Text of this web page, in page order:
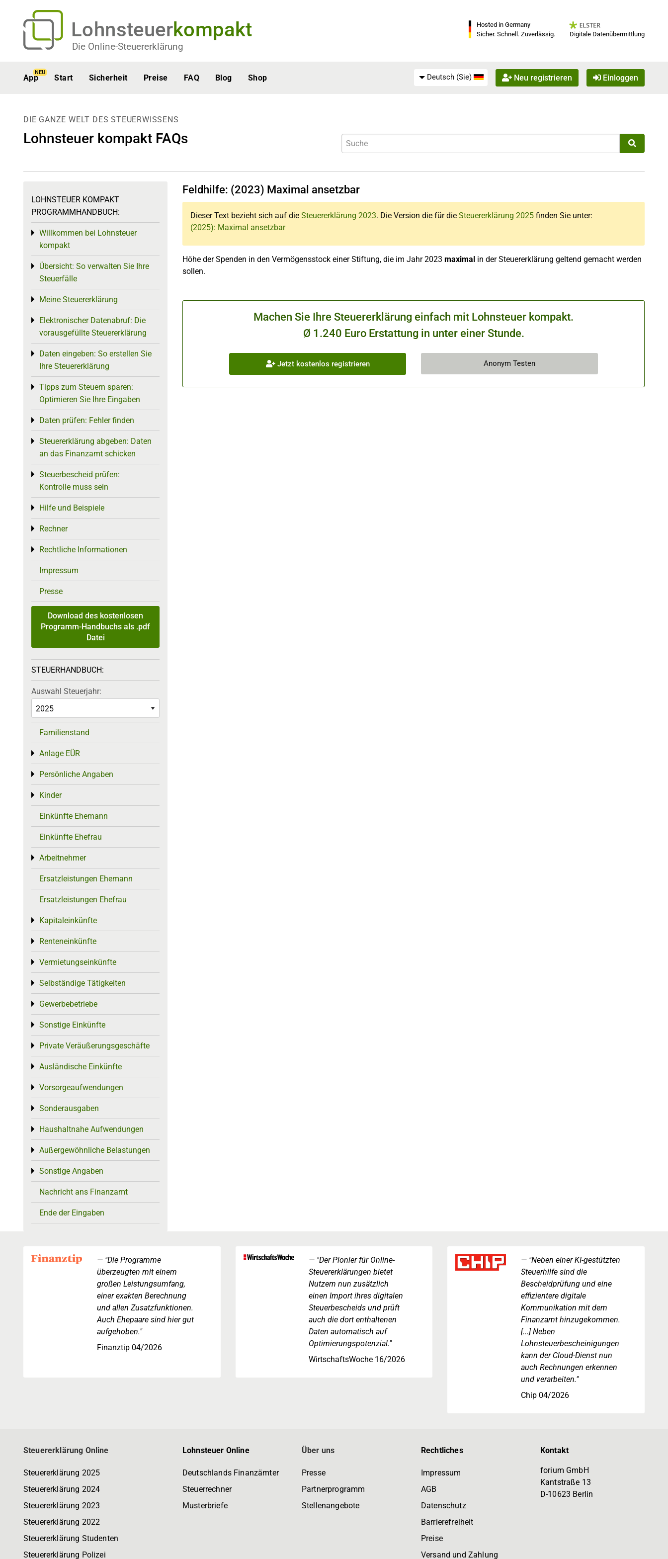
Lohnsteuerkompakt
Die Online-Steuererklärung
Hosted in Germany
Sicher. Schnell. Zuverlässig.
Digitale Datenübermittlung
App
NEU
Start Sicherheit Preise FAQ Blog Shop Deutsch (Sie) Neu registrieren Einloggen
DIE GANZE WELT DES STEUERWISSENS
Lohnsteuer kompakt FAQs
Feldhilfe: (2023) Maximal ansetzbar
Dieser Text bezieht sich auf die Steuererklärung 2023. Die Version die für die Steuererklärung 2025 finden Sie unter:
(2025): Maximal ansetzbar
Höhe der Spenden in den Vermögensstock einer Stiftung, die im Jahr 2023 maximal in der Steuererklärung geltend gemacht werden
sollen.
Machen Sie Ihre Steuererklärung einfach mit Lohnsteuer kompakt.
Ø 1.240 Euro Erstattung in unter einer Stunde.
Jetzt kostenlos registrieren Anonym Testen
LOHNSTEUER KOMPAKT
PROGRAMMHANDBUCH:
Willkommen bei Lohnsteuer
kompakt
Toggle menu
Übersicht: So verwalten Sie Ihre
Steuerfälle
Toggle menu
Meine Steuererklärung
Toggle menu
Elektronischer Datenabruf: Die
vorausgefüllte Steuererklärung
Toggle menu
Daten eingeben: So erstellen Sie
Ihre Steuererklärung
Toggle menu
Tipps zum Steuern sparen:
Optimieren Sie Ihre Eingaben
Toggle menu
Daten prüfen: Fehler finden
Toggle menu
Steuererklärung abgeben: Daten
an das Finanzamt schicken
Toggle menu
Steuerbescheid prüfen:
Kontrolle muss sein
Toggle menu
Hilfe und Beispiele
Toggle menu
Rechner
Toggle menu
Rechtliche Informationen
Toggle menu
Impressum
Presse
Download des kostenlosen
Programm-Handbuchs als .pdf
Datei
STEUERHANDBUCH:
Auswahl Steuerjahr:
Familienstand
Anlage EÜR
Toggle menu
Persönliche Angaben
Toggle menu
Kinder
Toggle menu
Einkünfte Ehemann
Einkünfte Ehefrau
Arbeitnehmer
Toggle menu
Ersatzleistungen Ehemann
Ersatzleistungen Ehefrau
Kapitaleinkünfte
Toggle menu
Renteneinkünfte
Toggle menu
Vermietungseinkünfte
Toggle menu
Selbständige Tätigkeiten
Toggle menu
Gewerbebetriebe
Toggle menu
Sonstige Einkünfte
Toggle menu
Private Veräußerungsgeschäfte
Toggle menu
Ausländische Einkünfte
Toggle menu
Vorsorgeaufwendungen
Toggle menu
Sonderausgaben
Toggle menu
Haushaltnahe Aufwendungen
Toggle menu
Außergewöhnliche Belastungen
Toggle menu
Sonstige Angaben
Toggle menu
Nachricht ans Finanzamt
Ende der Eingaben
"Die Programme
überzeugten mit einem
großen Leistungsumfang,
einer exakten Berechnung
und allen Zusatzfunktionen.
Auch Ehepaare sind hier gut
aufgehoben."
Finanztip 04/2026
"Der Pionier für Online-
Steuererklärungen bietet
Nutzern nun zusätzlich
einen Import ihres digitalen
Steuerbescheids und prüft
auch die dort enthaltenen
Daten automatisch auf
Optimierungspotenzial."
WirtschaftsWoche 16/2026
"Neben einer KI-gestützten
Steuerhilfe sind die
Bescheidprüfung und eine
effizientere digitale
Kommunikation mit dem
Finanzamt hinzugekommen.
[...] Neben
Lohnsteuerbescheinigungen
kann der Cloud-Dienst nun
auch Rechnungen erkennen
und verarbeiten."
Chip 04/2026
Steuererklärung Online
Steuererklärung 2025
Steuererklärung 2024
Steuererklärung 2023
Steuererklärung 2022
Steuererklärung Studenten
Steuererklärung Polizei
Lohnsteuer Online
Deutschlands Finanzämter
Steuerrechner
Musterbriefe
Über uns
Presse
Partnerprogramm
Stellenangebote
Rechtliches
Impressum
AGB
Datenschutz
Barrierefreiheit
Preise
Versand und Zahlung
Kontakt
forium GmbH
Kantstraße 13
D-10623 Berlin